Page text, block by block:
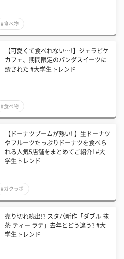
#食べ物
【可愛くて食べれない…!】ジェラピケ
カフェ、期間限定のパンダスイーツに
癒された #大学生トレンド
#食べ物
【ドーナツブームが熱い! 】生ドーナツ
やフルーツたっぷりドーナツを食べら
れる人気5店舗をまとめてご紹介! #大
学生トレンド
#ガクラボ
売り切れ続出!? スタバ新作「ダブル 抹
茶 ティー ラテ」去年とどう違う? #大
学生トレンド